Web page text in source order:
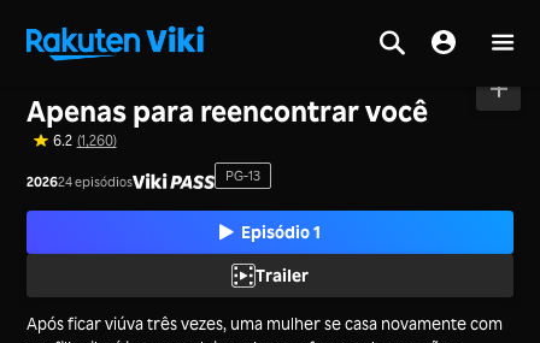
Apenas para reencontrar você
6.2 (1,260)
202624 episódios PG-13
Episódio 1
Trailer
Após ficar viúva três vezes, uma mulher se casa novamente com